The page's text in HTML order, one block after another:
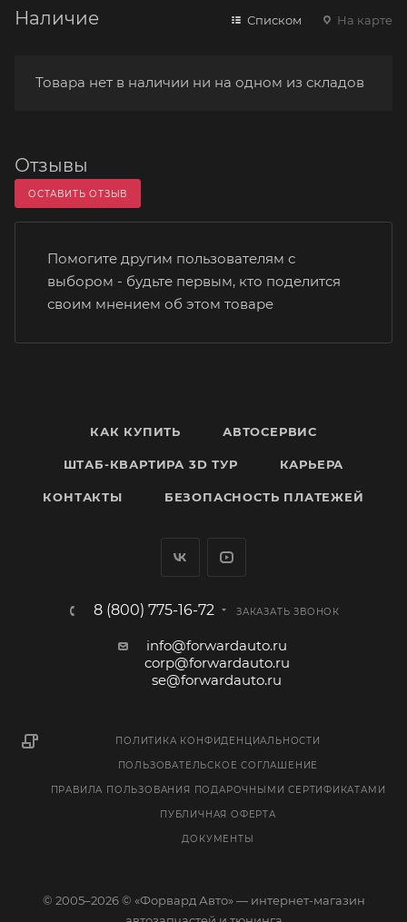
Наличие Списком На карте
Товара нет в наличии ни на одном из складов
Отзывы
ОСТАВИТЬ ОТЗЫВ
Помогите другим пользователям с
выбором - будьте первым, кто поделится
своим мнением об этом товаре
КАК КУПИТЬ АВТОСЕРВИС
ШТАБ-КВАРТИРА 3D ТУР КАРЬЕРА
КОНТАКТЫ БЕЗОПАСНОСТЬ ПЛАТЕЖЕЙ
8 (800) 775-16-72 ЗАКАЗАТЬ ЗВОНОК
info@forwardauto.ru
corp@forwardauto.ru
se@forwardauto.ru
ПОЛИТИКА КОНФИДЕНЦИАЛЬНОСТИ
ПОЛЬЗОВАТЕЛЬСКОЕ СОГЛАШЕНИЕ
ПРАВИЛА ПОЛЬЗОВАНИЯ ПОДАРОЧНЫМИ СЕРТИФИКАТАМИ
ПУБЛИЧНАЯ ОФЕРТА
ДОКУМЕНТЫ
© 2005–2026 © «Форвард Авто» — интернет-магазин